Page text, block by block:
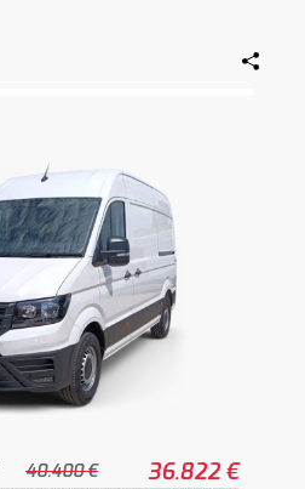
40.400 € 36.822 €